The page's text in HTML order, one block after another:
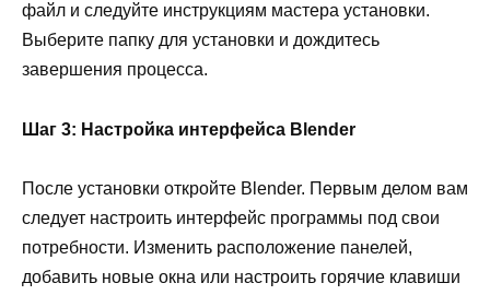
файл и следуйте инструкциям мастера установки.
Выберите папку для установки и дождитесь
завершения процесса.
Шаг 3: Настройка интерфейса Blender
После установки откройте Blender. Первым делом вам
следует настроить интерфейс программы под свои
потребности. Изменить расположение панелей,
добавить новые окна или настроить горячие клавиши